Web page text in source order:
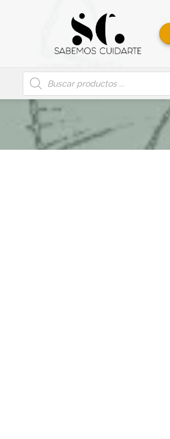
Búsqueda
de
productos